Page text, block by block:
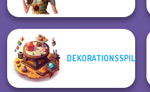
DEKORATIONSSPIL